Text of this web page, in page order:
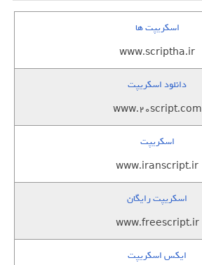
اسکریپت ها
www.scriptha.ir
دانلود اسکریپت
www.20script.com
اسکریپت
www.iranscript.ir
اسکریپت رایگان
www.freescript.ir
ایکس اسکریپت